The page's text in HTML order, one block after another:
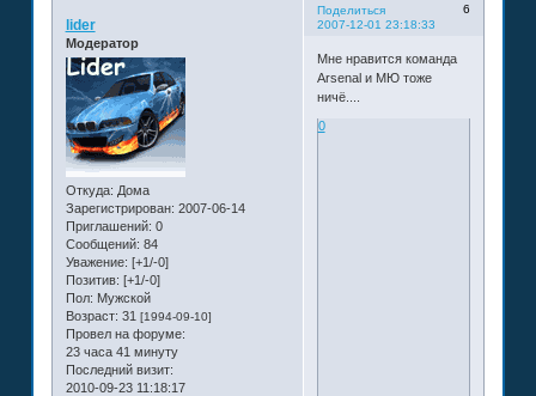
Поделиться
6
2007-12-01 23:18:33
lider
Модератор
Откуда: Дома
Зарегистрирован: 2007-06-14
Приглашений: 0
Сообщений: 84
Уважение: [+1/-0]
Позитив: [+1/-0]
Пол: Мужской
Возраст: 31 [1994-09-10]
Провел на форуме:
23 часа 41 минуту
Последний визит:
2010-09-23 11:18:17
Мне нравится команда
Arsenal и МЮ тоже
ничё....
0